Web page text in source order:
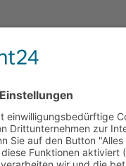
Ecosystem